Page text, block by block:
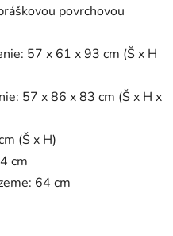
povrchovou
57 x 61 x 93 cm (Š x H
57 x 86 x 83 cm (Š x H x
(Š x H)
cm
64 cm